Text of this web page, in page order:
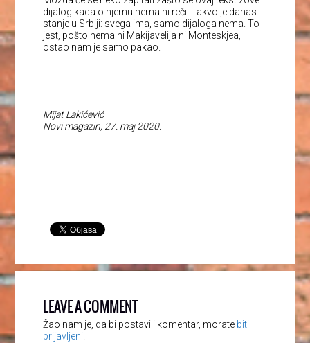
dijalog kada o njemu nema ni reči. Takvo je danas
stanje u Srbiji: svega ima, samo dijaloga nema. To
jest, pošto nema ni Makijavelija ni Monteskjea,
ostao nam je samo pakao.
Mijat Lakićević
Novi magazin, 27. maj 2020.
LEAVE A COMMENT
Žao nam je, da bi postavili komentar, morate biti
prijavljeni.